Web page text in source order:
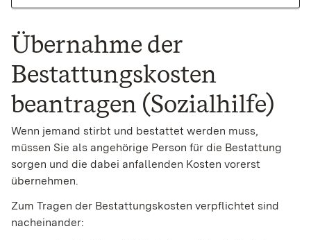
Übernahme der
Bestattungskosten
beantragen (Sozialhilfe)
Wenn jemand stirbt und bestattet werden muss,
müssen Sie als angehörige Person für die Bestattung
sorgen und die dabei anfallenden Kosten vorerst
übernehmen.
Zum Tragen der Bestattungskosten verpflichtet sind
nacheinander: